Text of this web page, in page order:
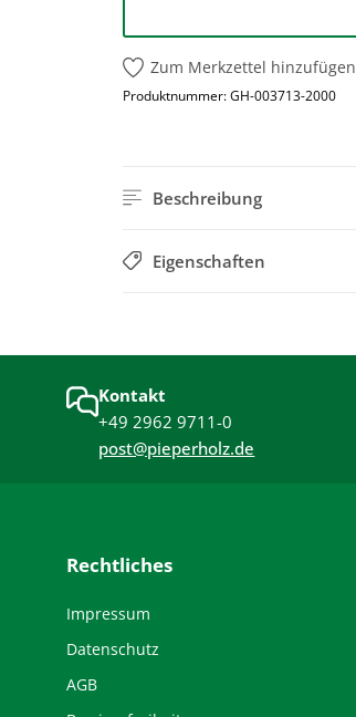
Zum Merkzettel hinzufügen
Produktnummer:GH-003713-2000
Beschreibung
Eigenschaften
Kontakt
+49 2962 9711-0
post@pieperholz.de
Rechtliches
Impressum
Datenschutz
AGB